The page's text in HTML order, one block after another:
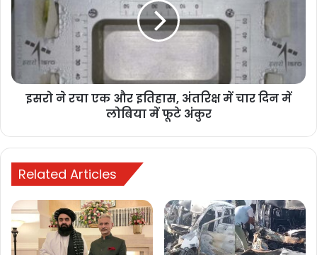
Buland Hindustan
इसरो ने रचा एक और इतिहास, अंतरिक्ष में चार दिन में
लोबिया में फूटे अंकुर
Related Articles